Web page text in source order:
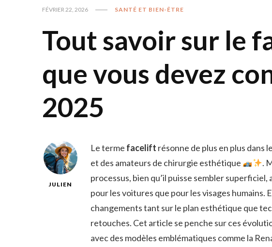
FÉVRIER 22, 2026 SANTÉ ET BIEN-ÊTRE
Tout savoir sur le
que vous devez
2025
JULIEN
Le terme facelift résonne de plus en plus dans
et des amateurs de chirurgie esthétique
.
processus, bien qu’il puisse sembler
pour les voitures que pour les visages humains.
changements tant sur le plan esthétique que
retouches. Cet article se penche sur ces
avec des modèles emblématiques comme la